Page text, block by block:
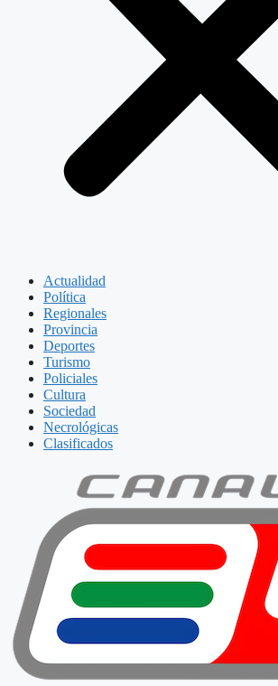
Actualidad
Política
Regionales
Provincia
Deportes
Turismo
Policiales
Cultura
Sociedad
Necrológicas
Clasificados